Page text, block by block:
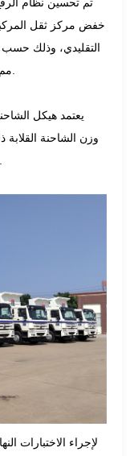
تم تحسين نظام
مم، وهو أعلى قليلاً من شاحنة التفريغ الأمامية.
يعتمد هيكل
وزن الشاحنة
وزن الشاحنات القلابة ذات التفريغ المتوسط.